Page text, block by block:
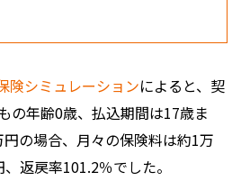
険シミュレーションによると、契
の年齢0歳、払込期間は17歳ま
の場合、月々の保険料は約1万
返戻率101.2％でした。